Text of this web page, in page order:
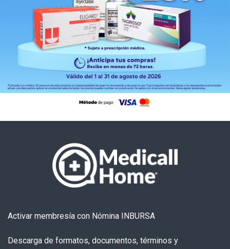
Activar membresía con Nómina INBURSA
Descarga de formatos, documentos, términos y